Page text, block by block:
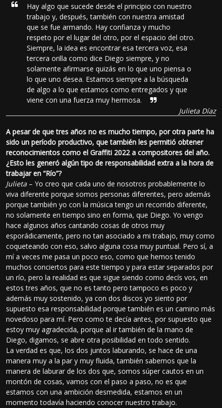
Hay algo que sucede desde el principio con nuestro
trabajo y, después, también con nuestra amistad
que se fue armando. Hay confianza y mucho
respeto por el lugar del otro, por el espacio del otro.
Siempre, la idea es encontrar esa tercera voz, esa
tercera orilla como dice Diego siempre, y no
solamente afirmarse quizás en lo que uno piensa o
lo que uno desea. Estamos siempre a la búsqueda
de algo a lo que estamos como entregados y que
viene con una fuerza muy hermosa.
Julieta Díaz
A pesar de que tres años no es mucho tiempo, por otra parte ha
sido un período productivo, que también les permitió obtener
reconocimientos como el Graffiti 2022 a compositores del año.
¿Esto les generó algún tipo de responsabilidad extra a la hora de
trabajar en “Río”?
Julieta – Yo creo que cada uno de nosotros probablemente lo
viva diferente porque somos personas diferentes, pero además
porque también yo con la música tengo un recorrido diferente,
no solamente en tiempo sino en forma, que Diego. Yo vengo
hace algunos años cantando cosas de otros muy
esporádicamente, pero no tan asociado a mi trabajo, muy como
coqueteando con eso, salvo alguna cosa muy puntual. Pero sí, a
mí a veces me pasa un poco eso, como que hemos tenido
muchos conciertos para este tiempo y para estar separados por
un río, pero la realidad es que sigue siendo como decís vos, en
estos tres años, que no es tanto pero tampoco es poco y
además muy sostenido, ya con dos discos yo siento por
supuesto esa responsabilidad porque también es un camino más
novedoso para mí. Pero como te decía antes, por supuesto que
estoy muy agradecida, porque al ir también de la mano de
Diego, digamos, se abre otra posibilidad en todo sentido.
La verdad es que, los dos juntos laburando, se hace de una
manera muy a la par y muy fluida, también sabemos que la
manera de laburar de los dos que, somos súper cautos en un
montón de cosas, vamos con el paso a paso, no es que
estamos con una ambición desmedida, estamos en un
momento todavía haciendo conocer nuestro trabajo.